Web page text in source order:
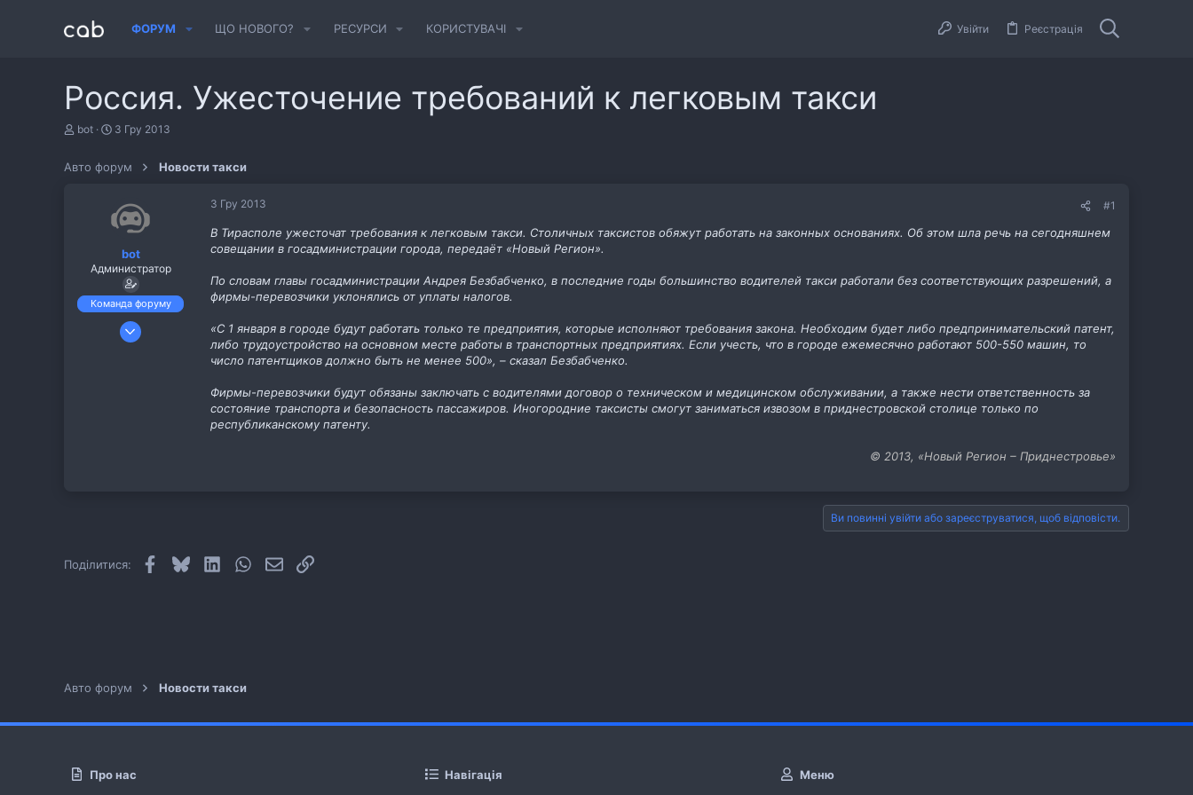
ФОРУМ ЩО НОВОГО? РЕСУРСИ КОРИСТУВАЧІ Увійти Реєстрація
Россия. Ужесточение требований к легковым такси
А
о
bot
Д
а
в
о
н
я
3 Гру 2013
Авто форум Новости такси
bot
Администратор
Команда форуму
6 Лис 2013
3 Гру 2013 #1
В Тирасполе ужесточат требования к легковым такси. Столичных таксистов обяжут работать на законных основаниях. Об этом шла речь на сегодняшнем
совещании в госадминистрации города, передаёт «Новый Регион».
По словам главы госадминистрации Андрея Безбабченко, в последние годы большинство водителей такси работали без соответствующих разрешений, а
фирмы-перевозчики уклонялись от уплаты налогов.
«С 1 января в городе будут работать только те предприятия, которые исполняют требования закона. Необходим будет либо предпринимательский патент,
либо трудоустройство на основном месте работы в транспортных предприятиях. Если учесть, что в городе ежемесячно работают 500-550 машин, то
число патентщиков должно быть не менее 500», – сказал Безбабченко.
Фирмы-перевозчики будут обязаны заключать с водителями договор о техническом и медицинском обслуживании, а также нести ответственность за
состояние транспорта и безопасность пассажиров. Иногородние таксисты смогут заниматься извозом в приднестровской столице только по
республиканскому патенту.
© 2013, «Новый Регион – Приднестровье»
Ви повинні увійти або зареєструватися, щоб відповісти.
Поділитися: Facebook
BlueskyLinkedInWhatsApp
E-mailПосилання
Авто форум Новости такси
Про нас Навігація Меню